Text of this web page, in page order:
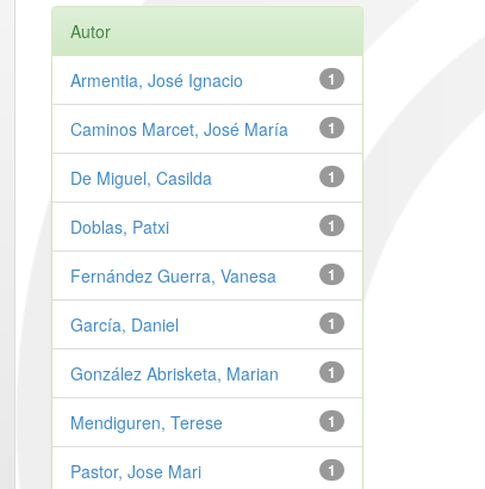
Autor
1
Armentia, José Ignacio
1
Caminos Marcet, José María
1
De Miguel, Casilda
1
Doblas, Patxi
1
Fernández Guerra, Vanesa
1
García, Daniel
1
González Abrisketa, Marian
1
Mendiguren, Terese
1
Pastor, Jose Mari